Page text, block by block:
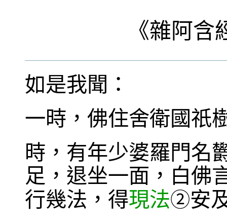
《雜阿含
如是我聞：
一時，佛住舍衛國祇
時，有年少婆羅門名
足，退坐一面，白佛
行幾法，得現法②安